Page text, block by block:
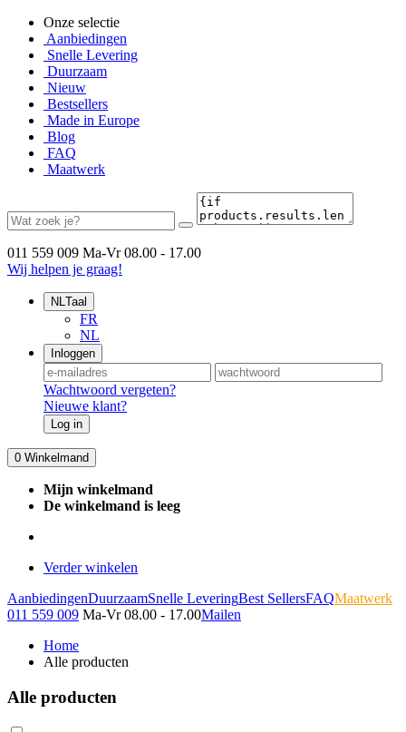
Onze selectie
Aanbiedingen
Snelle Levering
Duurzaam
Nieuw
Bestsellers
Made in Europe
Blog
FAQ
Maatwerk
011 559 009 Ma-Vr 08.00 - 17.00
Wij helpen je graag!
NLTaal
FR
NL
Inloggen
Wachtwoord vergeten?
Nieuwe klant?
Log in
0 Winkelmand
Mijn winkelmand
De winkelmand is leeg
Verder winkelen
AanbiedingenDuurzaamSnelle LeveringBest SellersFAQMaatwerk
011 559 009 Ma-Vr 08.00 - 17.00Mailen
Home
Alle producten
Alle producten